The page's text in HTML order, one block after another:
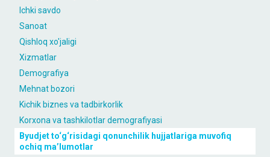
Ichki savdo
Sanoat
Qishloq xo'jaligi
Xizmatlar
Demografiya
Mehnat bozori
Kichik biznes va tadbirkorlik
Korxona va tashkilotlar demografiyasi
Byudjet to‘g‘risidagi qonunchilik hujjatlariga muvofiq
ochiq maʼlumotlar